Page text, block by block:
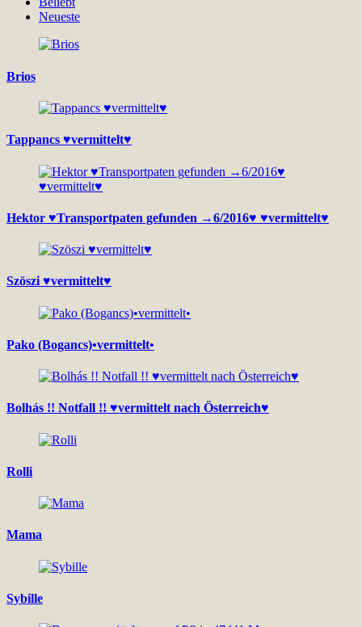
Neueste
Brios
Tappancs ♥vermittelt♥
Hektor ♥Transportpaten gefunden →6/2016♥ ♥vermittelt♥
Szöszi ♥vermittelt♥
Pako (Bogancs)•vermittelt•
Bolhás !! Notfall !! ♥vermittelt nach Österreich♥
Rolli
Mama
Sybille